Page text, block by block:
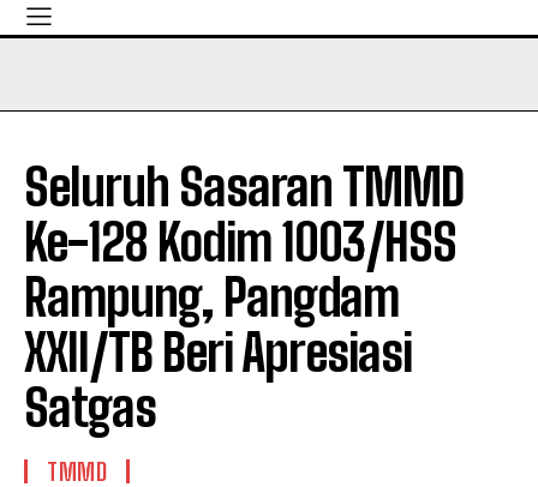
Seluruh Sasaran TMMD
Ke-128 Kodim 1003/HSS
Rampung, Pangdam
XXII/TB Beri Apresiasi
Satgas
TMMD